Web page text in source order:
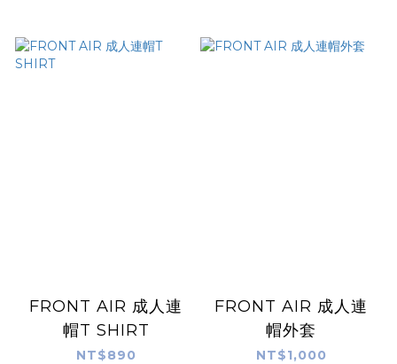
FRONT AIR 成人連
帽T SHIRT
NT$890
FRONT AIR 成人連
帽外套
NT$1,000